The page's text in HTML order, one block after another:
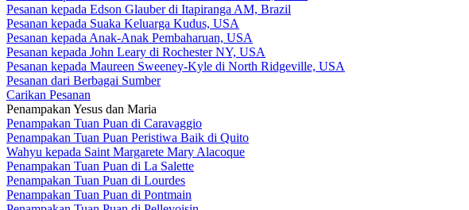
Pesanan kepada Edson Glauber di Itapiranga AM, Brazil
Pesanan kepada Suaka Keluarga Kudus, USA
Pesanan kepada Anak-Anak Pembaharuan, USA
Pesanan kepada John Leary di Rochester NY, USA
Pesanan kepada Maureen Sweeney-Kyle di North Ridgeville, USA
Pesanan dari Berbagai Sumber
Carikan Pesanan
Penampakan Yesus dan Maria
Penampakan Tuan Puan di Caravaggio
Penampakan Tuan Puan Peristiwa Baik di Quito
Wahyu kepada Saint Margarete Mary Alacoque
Penampakan Tuan Puan di La Salette
Penampakan Tuan Puan di Lourdes
Penampakan Tuan Puan di Pontmain